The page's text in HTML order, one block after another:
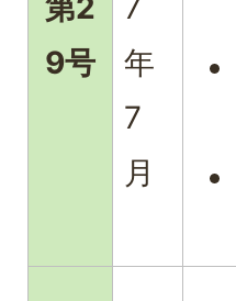
第2
9号
7
年
7
月